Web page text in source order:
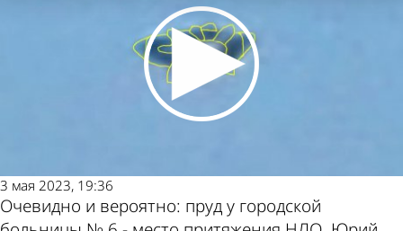
3 мая 2023, 19:36
Очевидно и вероятно: пруд у городской
новости по
теме
курсы валют
в Пензе